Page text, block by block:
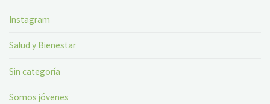
Instagram
Salud y Bienestar
Sin categoría
Somos jóvenes